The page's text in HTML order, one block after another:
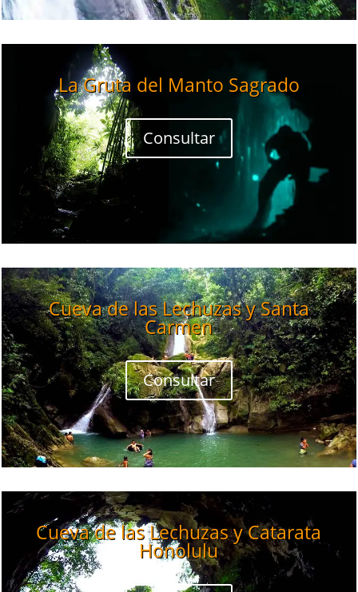
La Gruta del Manto Sagrado
Consultar
Cueva de las Lechuzas y Santa
Carmen
Consultar
Cueva de las Lechuzas y Catarata
Honolulu